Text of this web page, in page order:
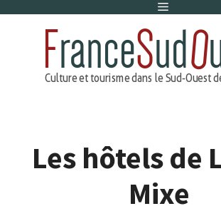
Menu
Les hôtels de
Mixe